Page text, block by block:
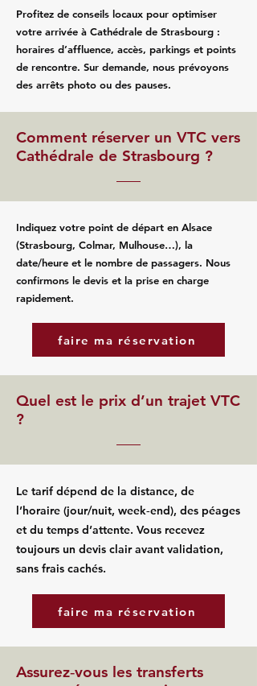
Profitez de conseils locaux pour optimiser
votre arrivée à Cathédrale de Strasbourg :
horaires d’affluence, accès, parkings et points
de rencontre. Sur demande, nous prévoyons
des arrêts photo ou des pauses.
Comment réserver un VTC vers
Cathédrale de Strasbourg ?
Indiquez votre point de départ en Alsace
(Strasbourg, Colmar, Mulhouse…), la
date/heure et le nombre de passagers. Nous
confirmons le devis et la prise en charge
rapidement.
faire ma réservation
Quel est le prix d’un trajet VTC
?
Le tarif dépend de la distance, de
l’horaire (jour/nuit, week‑end), des péages
et du temps d’attente. Vous recevez
toujours un devis clair avant validation,
sans frais cachés.
faire ma réservation
Assurez‑vous les transferts